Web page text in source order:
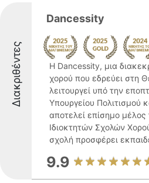
Διακριθέντες
Dancessity
Η Dancessity, μια
χορού που εδρεύει στη
λειτουργεί υπό την
Υπουργείου Πολιτισμού
αποτελεί επίσημο
Ιδιοκτητών Σχολών
σχολή προσφέρει
9.9